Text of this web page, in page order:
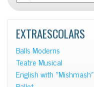
les
notícies
EXTRAESCOLARS
Balls Moderns
Teatre Musical
English with «Mishmash»